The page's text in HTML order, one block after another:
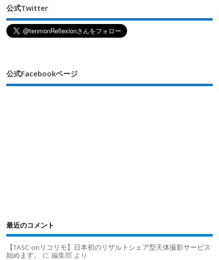
公式Twitter
公式Facebookページ
最近のコメント
【TASC-onリコリモ】日本初のリザルトシェア型天体撮影サービス
始めます。
に編集部 より